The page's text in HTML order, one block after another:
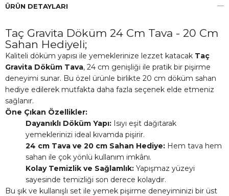
ÜRÜN DETAYLARI
Taç Gravita Döküm 24 Cm Tava - 20 Cm
Sahan Hediyeli;
Kaliteli döküm yapısı ile yemeklerinize lezzet katacak Taç
Gravita Döküm Tava, 24 cm genişliği ile pratik bir pişirme
deneyimi sunar. Bu özel ürünle birlikte 20 cm döküm sahan
hediye edilerek mutfakta daha fazla seçenek elde etmeniz
sağlanır.
Öne Çıkan Özellikler:
Dayanıklı Döküm Yapı: Isıyı eşit dağıtarak
yemeklerinizi ideal kıvamda pişirir.
24 cm Tava ve 20 cm Sahan Hediye: Hem tava hem
sahan ile çok yönlü kullanım imkânı.
Kolay Temizlik ve Sağlamlık: Yapışmaz yüzeyi
sayesinde temizliği son derece kolaydır.
Bu şık ve kullanışlı set ile yemek pişirme deneyiminizi bir üst